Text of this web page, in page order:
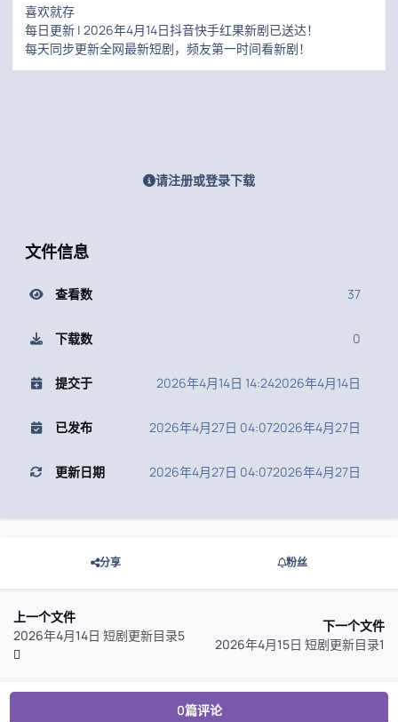
喜欢就存
每日更新 | 2026年4月14日抖音快手红果新剧已送达！
每天同步更新全网最新短剧，频友第一时间看新剧！
请注册或登录下载
文件信息
查看数 37
下载数 0
提交于 2026年4月14日 14:242026年4月14日
已发布 2026年4月27日 04:072026年4月27日
更新日期 2026年4月27日 04:072026年4月27日
分享 粉丝
上一个文件
2026年4月14日 短剧更新目录5
下一个文件
2026年4月15日 短剧更新目录1
0篇评论